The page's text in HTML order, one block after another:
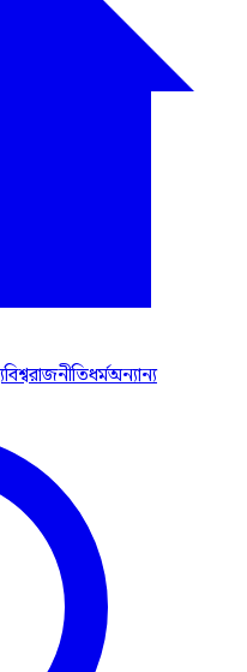
বিশ্বরাজনীতিধর্মঅন্যান্য